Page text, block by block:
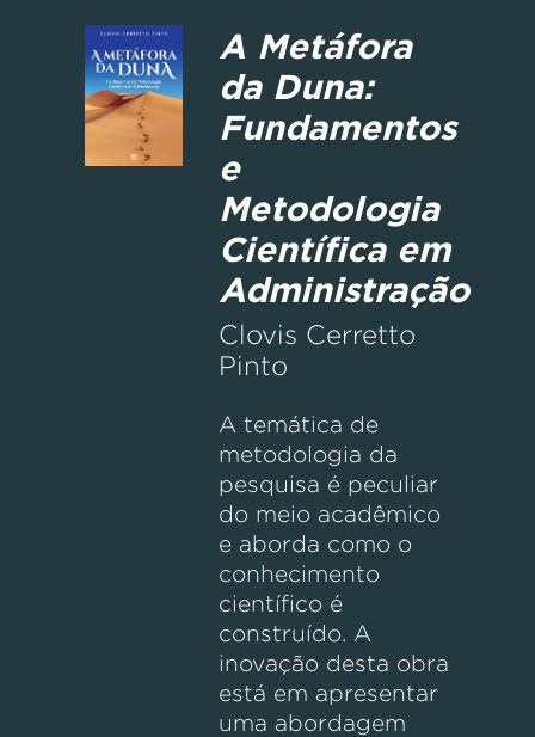
A Metáfora
da Duna:
Fundamentos
e
Metodologia
Científica em
Administração
Clovis Cerretto
Pinto
A temática de
metodologia da
pesquisa é peculiar
do meio acadêmico
e aborda como o
conhecimento
científico é
construído. A
inovação desta obra
está em apresentar
uma abordagem